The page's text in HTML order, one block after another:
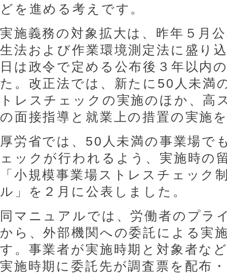
どを進める考えです。
実施義務の対象拡大は、昨年５月
生法および作業環境測定法に盛り
日は政令で定める公布後３年以内
た。改正法では、新たに50人未満
トレスチェックの実施のほか、高
の面接指導と就業上の措置の実施
厚労省では、50人未満の事業場で
ェックが行われるよう、実施時の
「小規模事業場ストレスチェック
ル」を２月に公表しました。
同マニュアルでは、労働者のプラ
から、外部機関への委託による実
す。事業者が実施時期と対象者な
実施時期に委託先が調査票を配布